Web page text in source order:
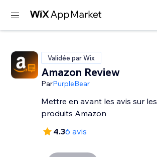
Validée par Wix
Amazon Review
ParPurpleBear
Mettre en avant les avis sur les
produits Amazon
4.36 avis